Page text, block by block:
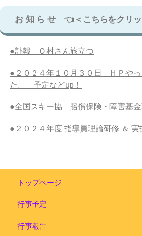
お 知 ら せ 👈＜こちらをクリッ
●訃報 Ｏ村さん旅立つ
●２０２４年１０月３０日 ＨＰやっ
た。 予定などup！
●全国スキー協 賠償保険・障害基金
●２０２４年度 指導員理論研修 ＆ 実
トップページ
行事予定
行事報告